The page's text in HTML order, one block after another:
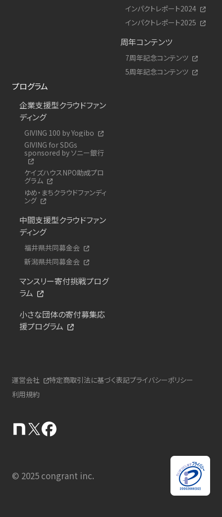
インパクトレポート2024
インパクトレポート2025
周年コンテンツ
7周年記念コンテンツ
5周年記念コンテンツ
プログラム
企業支援型クラウドファン
ディング
GIVING 100 by Yogibo
GIVING for SDGs
sponsored by ソニー銀行
ケイズハウスNPO助成プロ
グラム
ゆめ・まちクラウドファンディ
ング
中間支援型クラウドファン
ディング
福井県共同募金会
新潟県共同募金会
マンスリー寄付挑戦プログ
ラム
小さな団体の寄付募集応
援プログラム
運営会社 特定商取引法に基づく表記プライバシーポリシー
利用規約
© 2025 congrant inc.